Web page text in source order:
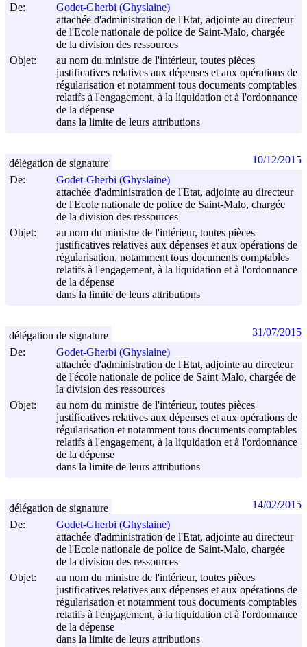
De:
Godet-Gherbi (Ghyslaine)
attachée d'administration de l'Etat, adjointe au directeur
de l'Ecole nationale de police de Saint-Malo, chargée
de la division des ressources
Objet:
au nom du ministre de l'intérieur, toutes pièces
justificatives relatives aux dépenses et aux opérations de
régularisation et notamment tous documents comptables
relatifs à l'engagement, à la liquidation et à l'ordonnance
de la dépense
dans la limite de leurs attributions
De:
Godet-Gherbi (Ghyslaine)
attachée d'administration de l'Etat, adjointe au directeur
de l'Ecole nationale de police de Saint-Malo, chargée
de la division des ressources
Objet:
au nom du ministre de l'intérieur, toutes pièces
justificatives relatives aux dépenses et aux opérations de
régularisation, notamment tous documents comptables
relatifs à l'engagement, à la liquidation et à l'ordonnance
de la dépense
dans la limite de leurs attributions
délégation de signature 10/12/2015
De:
Godet-Gherbi (Ghyslaine)
attachée d'administration de l'Etat, adjointe au directeur
de l'école nationale de police de Saint-Malo, chargée de
la division des ressources
Objet:
au nom du ministre de l'intérieur, toutes pièces
justificatives relatives aux dépenses et aux opérations de
régularisation et notamment tous documents comptables
relatifs à l'engagement, à la liquidation et à l'ordonnance
de la dépense
dans la limite de leurs attributions
délégation de signature 31/07/2015
De:
Godet-Gherbi (Ghyslaine)
attachée d'administration de l'Etat, adjointe au directeur
de l'Ecole nationale de police de Saint-Malo, chargée
de la division des ressources
Objet:
au nom du ministre de l'intérieur, toutes pièces
justificatives relatives aux dépenses et aux opérations de
régularisation et notamment tous documents comptables
relatifs à l'engagement, à la liquidation et à l'ordonnance
de la dépense
dans la limite de leurs attributions
délégation de signature 14/02/2015